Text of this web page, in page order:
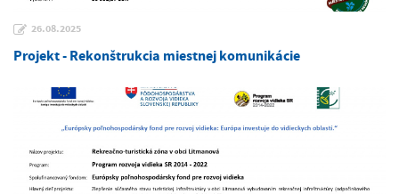
26.08.2025
Projekt - Rekonštrukcia miestnej komunikácie